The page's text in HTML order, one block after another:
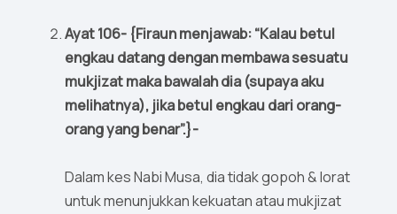
Ayat 106- {Firaun menjawab: “Kalau betul
engkau datang dengan membawa sesuatu
mukjizat maka bawalah dia (supaya aku
melihatnya), jika betul engkau dari orang-
orang yang benar”.}-
Dalam kes Nabi Musa, dia tidak gopoh & lorat
untuk menunjukkan kekuatan atau mukjizat